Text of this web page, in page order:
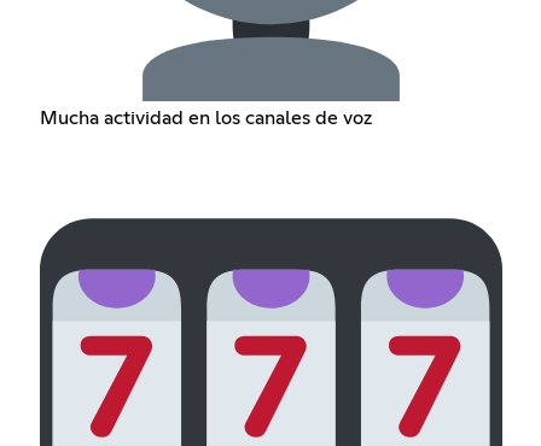
Mucha actividad en los canales de voz